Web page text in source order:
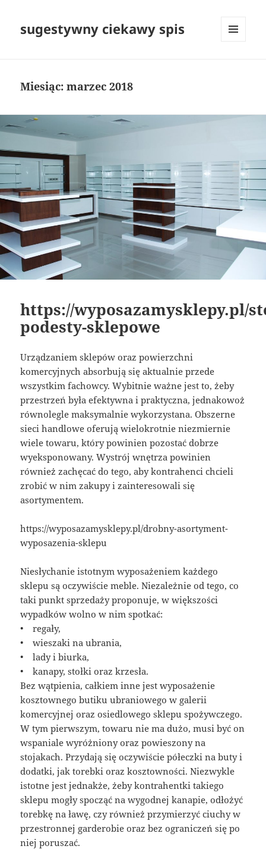
sugestywny ciekawy spis
Miesiąc:marzec 2018
https://wyposazamysklepy.pl/
podesty-sklepowe
Urządzaniem sklepów oraz powierzchni
komercyjnych absorbują się aktualnie przede
wszystkim fachowcy. Wybitnie ważne jest to, żeby
przestrzeń była efektywna i praktyczna, jednakowoż
równolegle maksymalnie wykorzystana. Obszerne
sieci handlowe oferują wielokrotnie niezmiernie
wiele towaru, który powinien pozostać dobrze
wyeksponowany. Wystrój wnętrza powinien
również zachęcać do tego, aby kontrahenci chcieli
zrobić w nim zakupy i zainteresowali się
asortymentem.
https://wyposazamysklepy.pl/drobny-asortyment-
wyposazenia-sklepu
Niesłychanie istotnym wyposażeniem każdego
sklepu są oczywiście meble. Niezależnie od tego, co
taki punkt sprzedaży proponuje, w większości
wypadków wolno w nim spotkać:
• regały,
• wieszaki na ubrania,
• lady i biurka,
• kanapy, stołki oraz krzesła.
Bez wątpienia, całkiem inne jest wyposażenie
kosztownego butiku ubraniowego w galerii
komercyjnej oraz osiedlowego sklepu spożywczego.
W tym pierwszym, towaru nie ma dużo, musi być on
wspaniale wyróżniony oraz powieszony na
stojakach. Przydają się oczywiście półeczki na buty i
dodatki, jak torebki oraz kosztowności. Niezwykle
istotne jest jednakże, żeby kontrahentki takiego
sklepu mogły spocząć na wygodnej kanapie, odłożyć
torebkę na ławę, czy również przymierzyć ciuchy w
przestronnej garderobie oraz bez ograniczeń się po
niej poruszać.